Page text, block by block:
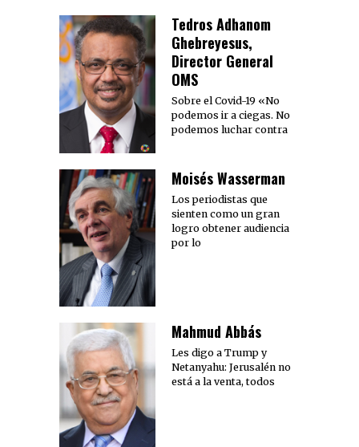
Tedros Adhanom
Ghebreyesus,
Director General
OMS
Sobre el Covid-19 «No
podemos ir a ciegas. No
podemos luchar contra
Moisés Wasserman
Los periodistas que
sienten como un gran
logro obtener audiencia
por lo
Mahmud Abbás
Les digo a Trump y
Netanyahu: Jerusalén no
está a la venta, todos